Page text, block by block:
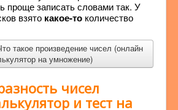
проще записать словами так. У
взято какое-то количество
такое произведение чисел (онлайн
на умножение)
чисел
и тест на